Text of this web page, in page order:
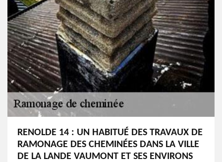
RENOLDE 14 : UN HABITUÉ DES TRAVAUX DE
RAMONAGE DES CHEMINÉES DANS LA VILLE
DE LA LANDE VAUMONT ET SES ENVIRONS